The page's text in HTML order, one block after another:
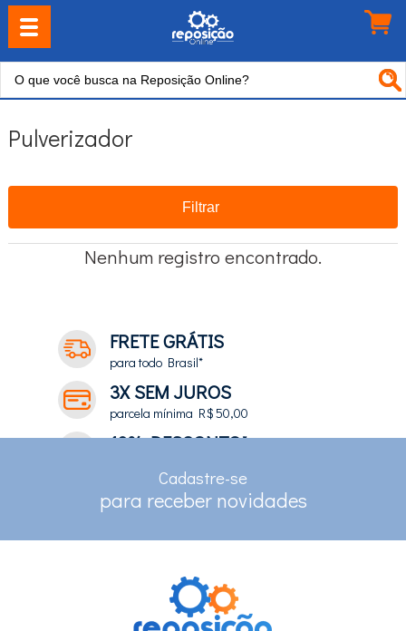
Pulverizador
Filtrar
Nenhum registro encontrado.
FRETE GRÁTIS
para todo Brasil*
3X SEM JUROS
parcela mínima R$ 50,00
10% DESCONTO*
RASTREAMENTO
Cadastre-se
para receber novidades